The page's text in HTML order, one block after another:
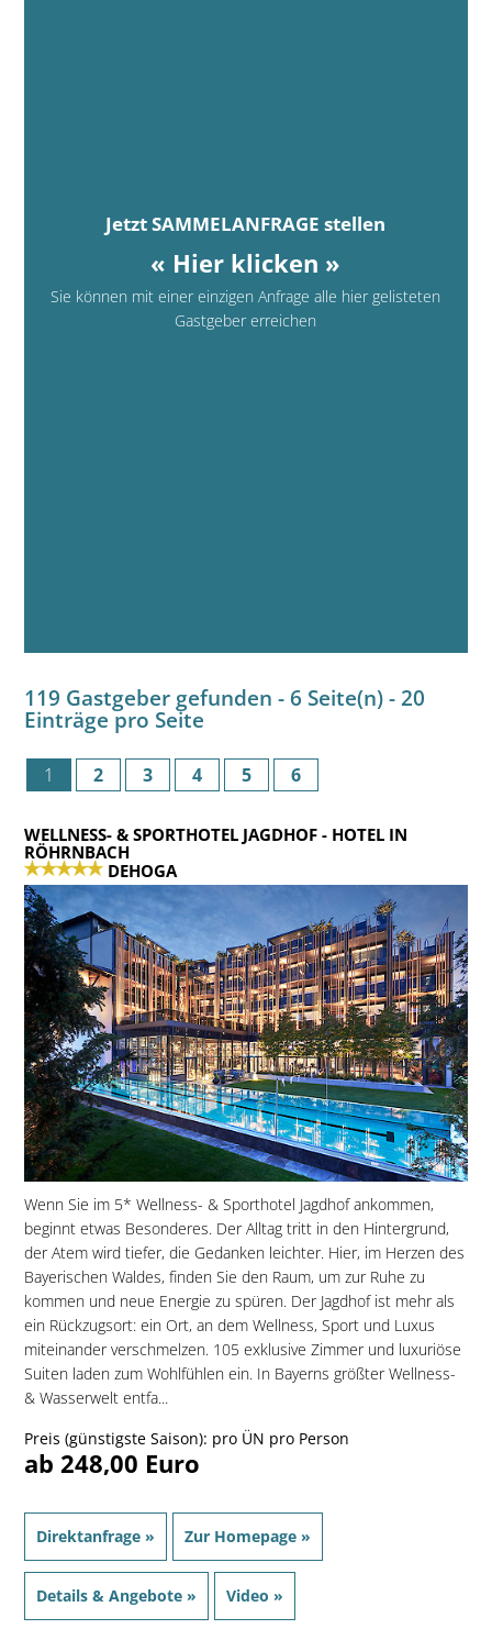
Jetzt SAMMELANFRAGE stellen
« Hier klicken »
Sie können mit einer einzigen Anfrage alle hier gelisteten
Gastgeber erreichen
119 Gastgeber gefunden - 6 Seite(n) - 20
Einträge pro Seite
1 2 3 4 5 6
WELLNESS- & SPORTHOTEL JAGDHOF- HOTEL IN
RÖHRNBACH
DEHOGA
Wenn Sie im 5* Wellness- & Sporthotel Jagdhof ankommen,
beginnt etwas Besonderes. Der Alltag tritt in den Hintergrund,
der Atem wird tiefer, die Gedanken leichter. Hier, im Herzen des
Bayerischen Waldes, finden Sie den Raum, um zur Ruhe zu
kommen und neue Energie zu spüren. Der Jagdhof ist mehr als
ein Rückzugsort: ein Ort, an dem Wellness, Sport und Luxus
miteinander verschmelzen. 105 exklusive Zimmer und luxuriöse
Suiten laden zum Wohlfühlen ein. In Bayerns größter Wellness-
& Wasserwelt entfa...
Preis (günstigste Saison): pro ÜN pro Person
ab 248,00 Euro
Direktanfrage » Zur Homepage »
Details & Angebote » Video »